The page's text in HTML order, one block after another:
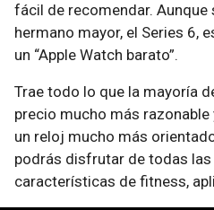
fácil de recomendar. Aunque
hermano mayor, el Series 6,
un “Apple Watch barato”.
Trae todo lo que la mayoría
precio mucho más
un reloj mucho más
podrás disfrutar de todas las
características de fitness,